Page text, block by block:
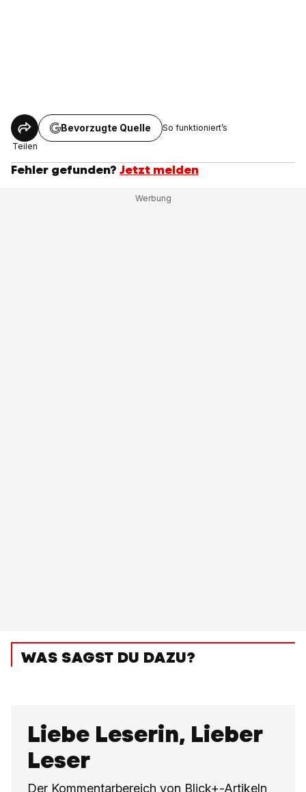
Teilen
Bevorzugte Quelle So funktioniert’s
Fehler gefunden? Jetzt melden
WAS SAGST DU DAZU?
Liebe Leserin, Lieber
Leser
Der Kommentarbereich von Blick+-Artikeln